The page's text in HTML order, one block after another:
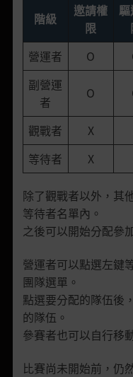
階級
邀請權
限
營運者
O
副營運
者
O
觀戰者 X
等待者
X
除了觀戰者以外，其
等待者名單內。
之後可以開始分配參
營運者可以點選左鍵
團隊選單。
點選要分配的隊伍後
的隊伍。
參賽者也可以自行移
比賽尚未開始前，仍